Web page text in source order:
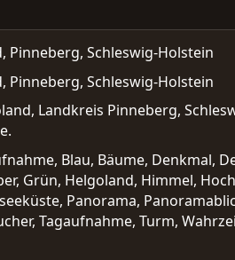
Pinneberg, Schleswig-Holstein
Pinneberg, Schleswig-Holstein
Landkreis Pinneberg,
Blau, Bäume, Denkmal,
Grün, Helgoland, Himmel,
Panorama,
Tagaufnahme, Turm,